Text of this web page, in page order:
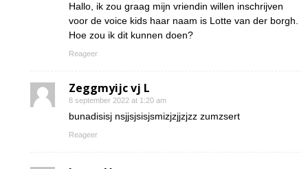
Hallo, ik zou graag mijn vriendin willen inschrijven
voor de voice kids haar naam is Lotte van der borgh.
Hoe zou ik dit kunnen doen?
Reageer
Zeggmyijc vj L
8 september 2022 at 1:20 am
bunadisisj nsjjsjsisjsmizjzjjzjzz zumzsert
Reageer